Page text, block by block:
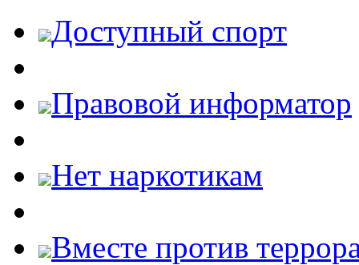
Доступный спорт
Правовой информатор
Нет наркотикам
Вместе против